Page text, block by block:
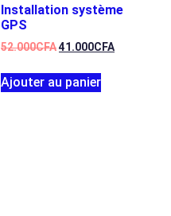
Installation système
GPS
52.000CFA41.000CFA
Ajouter au panier